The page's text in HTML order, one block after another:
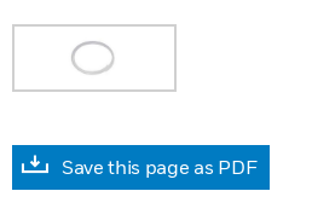
Save this page as PDF